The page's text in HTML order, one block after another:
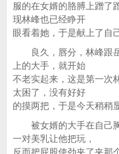
服的在女婿的胳膊上蹭了
现林峰也已经睁开
眼看着她，于是献上了自
良久，唇分，林峰跟岳
上的大手，就开始
不老实起来，这是第一次
太困了，没有好好
的摸两把，于是今天稍稍
被女婿的大手在自己胸
一对美乳让他把玩，
反而把屁股使劲夹了夹那